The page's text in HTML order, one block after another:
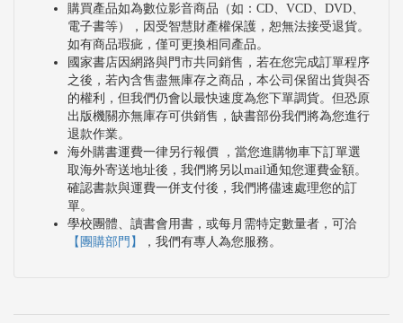
購買產品如為數位影音商品（如：CD、VCD、DVD、
電子書等），因受智慧財產權保護，恕無法接受退貨。
如有商品瑕疵，僅可更換相同產品。
國家書店因網路與門市共同銷售，若在您完成訂單程序
之後，若內含售盡無庫存之商品，本公司保留出貨與否
的權利，但我們仍會以最快速度為您下單調貨。但恐原
出版機關亦無庫存可供銷售，缺書部份我們將為您進行
退款作業。
海外購書運費一律另行報價 ，當您進購物車下訂單選
取海外寄送地址後，我們將另以mail通知您運費金額。
確認書款與運費一併支付後，我們將儘速處理您的訂
單。
學校團體、讀書會用書，或每月需特定數量者，可洽
【團購部門】
，我們有專人為您服務。